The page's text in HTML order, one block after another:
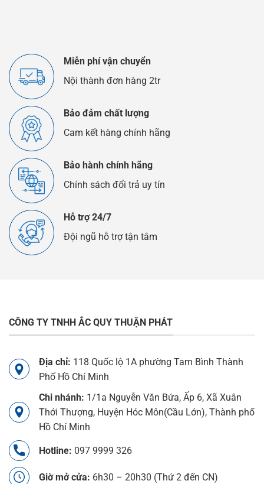
Thế
Miễn phí vận chuyển
Nội thành đơn hàng 2tr
Bảo đảm chất lượng
Cam kết hàng chính hãng
Bảo hành chính hãng
Chính sách đổi trả uy tín
Hỗ trợ 24/7
Đội ngũ hỗ trợ tận tâm
CÔNG TY TNHH ẮC QUY THUẬN PHÁT
Địa chỉ: 118 Quốc lộ 1A phường Tam Bình Thành
Phố Hồ Chí Minh
Chi nhánh: 1/1a Nguyễn Văn Bứa, Ấp 6, Xã Xuân
Thới Thượng, Huyện Hóc Môn(Cầu Lớn), Thành phố
Hồ Chí Minh
Hotline: 097 9999 326
Giờ mở cửa: 6h30 – 20h30 (Thứ 2 đến CN)